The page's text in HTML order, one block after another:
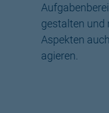
gestalten und
Aspekten
agieren.